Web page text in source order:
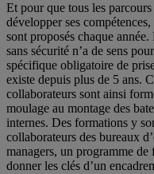
Et pour que tous les
développer ses
sont proposés chaque
sans sécurité n’a de sens
spécifique obligatoire de
existe depuis plus de 5 ans.
collaborateurs sont ainsi
moulage au montage des
internes. Des formations y
collaborateurs des bureaux
managers, un programme
donner les clés d’un